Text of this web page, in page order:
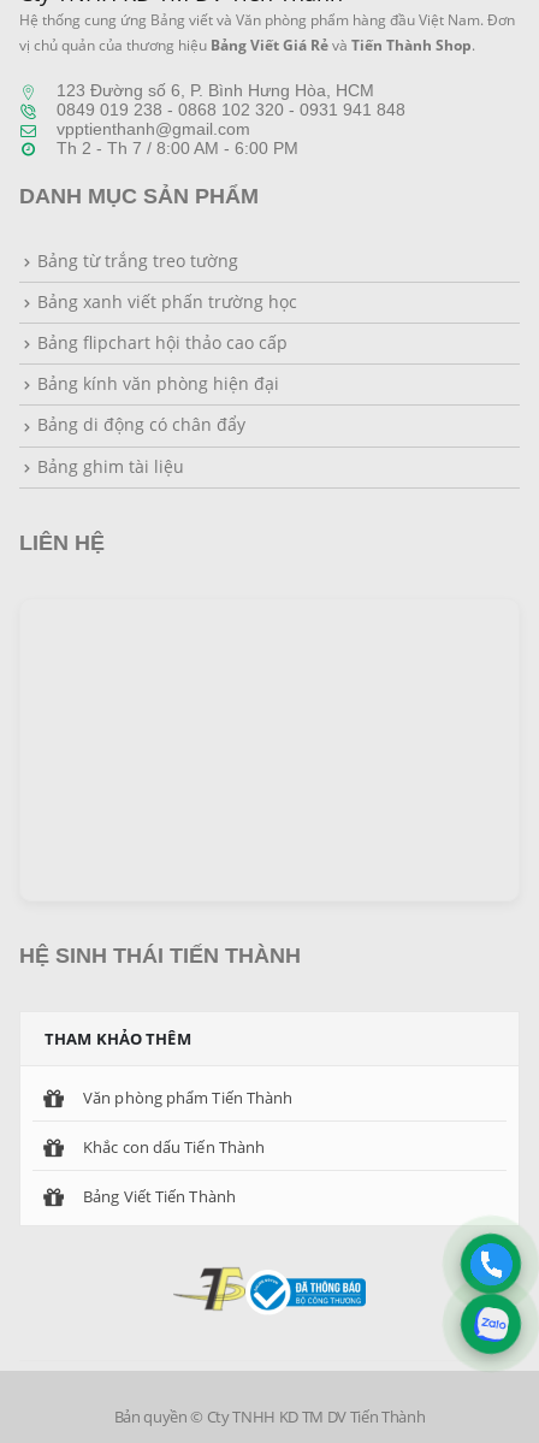
Hệ thống cung ứng Bảng viết và Văn phòng phẩm hàng đầu Việt Nam. Đơn
vị chủ quản của thương hiệu Bảng Viết Giá Rẻvà Tiến Thành Shop.
123 Đường số 6, P. Bình Hưng Hòa, HCM
0849 019 238 - 0868 102 320 - 0931 941 848
vpptienthanh@gmail.com
Th 2 - Th 7 / 8:00 AM - 6:00 PM
DANH MỤC SẢN PHẨM
Bảng từ trắng treo tường
Bảng xanh viết phấn trường học
Bảng flipchart hội thảo cao cấp
Bảng kính văn phòng hiện đại
Bảng di động có chân đẩy
Bảng ghim tài liệu
LIÊN HỆ
HỆ SINH THÁI TIẾN THÀNH
THAM KHẢO THÊM
Văn phòng phẩm Tiến Thành
Khắc con dấu Tiến Thành
Bảng Viết Tiến Thành
Bản quyền © Cty TNHH KD TM DV Tiến Thành